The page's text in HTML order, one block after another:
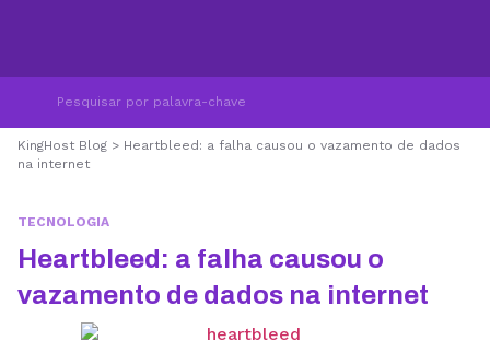
KingHost Blog > Heartbleed: a falha causou o vazamento de dados
na internet
TECNOLOGIA
Heartbleed: a falha causou o
vazamento de dados na internet